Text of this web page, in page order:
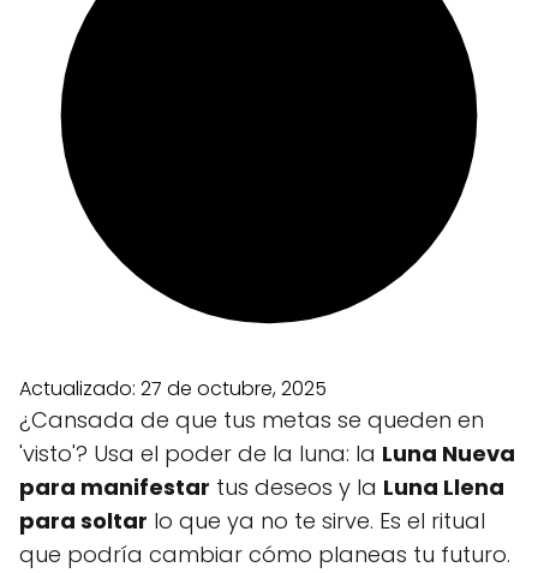
Actualizado: 27 de octubre, 2025
¿Cansada de que tus metas se queden en
'visto'? Usa el poder de la luna: la Luna Nueva
para manifestar tus deseos y la Luna Llena
para soltar lo que ya no te sirve. Es el ritual
que podría cambiar cómo planeas tu futuro.